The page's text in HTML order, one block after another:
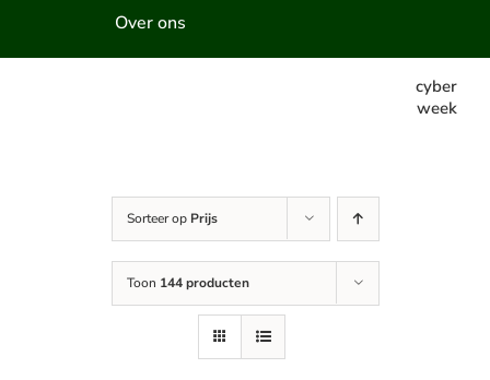
Over ons
cyber
week
Sorteer op Prijs
Toon 144 producten